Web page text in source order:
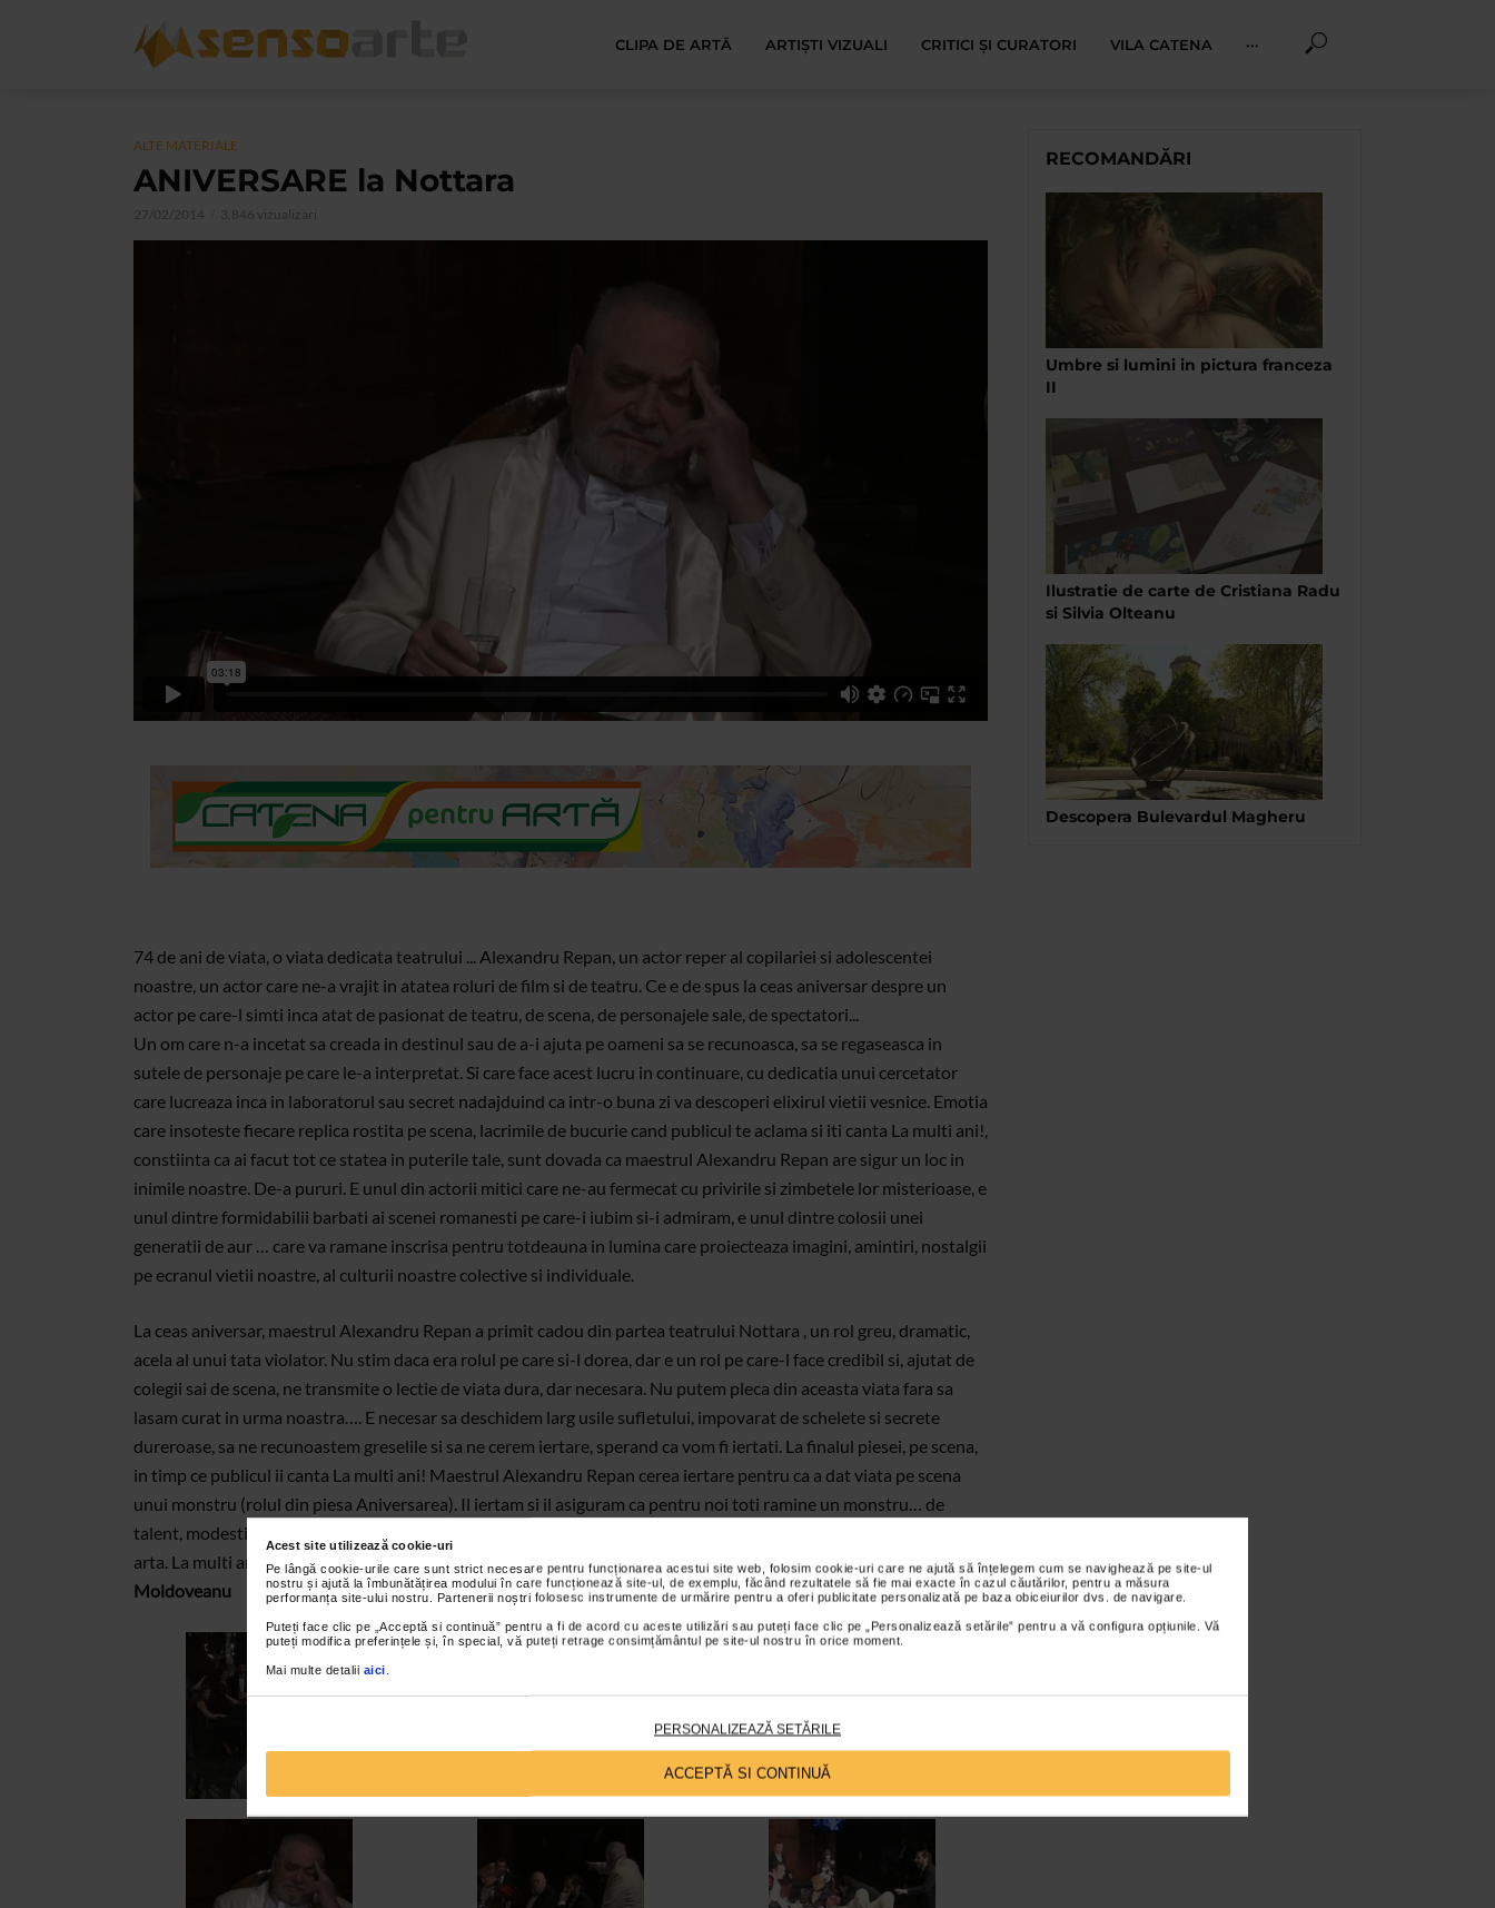
Acest site utilizează cookie-uri
Pe lângă cookie-urile care sunt strict necesare pentru funcționarea acestui site web, folosim cookie-uri care ne ajută să înțelegem cum se navighează pe site-ul
nostru și ajută la îmbunătățirea modului în care funcționează site-ul, de exemplu, făcând rezultatele să fie mai exacte în cazul căutărilor, pentru a măsura
performanța site-ului nostru. Partenerii noștri folosesc instrumente de urmărire pentru a oferi publicitate personalizată pe baza obiceiurilor dvs. de navigare.
Puteți face clic pe „Acceptă si continuă” pentru a fi de acord cu aceste utilizări sau puteți face clic pe „Personalizează setările” pentru a vă configura opțiunile. Vă
puteți modifica preferințele și, în special, vă puteți retrage consimțământul pe site-ul nostru în orice moment.
Mai multe detalii aici
PERSONALIZEAZĂ SETĂRILE
ACCEPTĂ SI CONTINUĂ
CLIPA DE ARTĂ ARTIȘTI VIZUALI CRITICI ȘI CURATORI VILA CATENA ···
ALTE MATERIALE
ANIVERSARE la Nottara
27/02/2014 3.846 vizualizari
74 de ani de viata, o viata dedicata teatrului ... Alexandru Repan, un actor reper al copilariei si adolescentei
noastre, un actor care ne-a vrajit in atatea roluri de film si de teatru. Ce e de spus la ceas aniversar despre un
actor pe care-l simti inca atat de pasionat de teatru, de scena, de personajele sale, de spectatori...
Un om care n-a incetat sa creada in destinul sau de a-i ajuta pe oameni sa se recunoasca, sa se regaseasca in
sutele de personaje pe care le-a interpretat. Si care face acest lucru in continuare, cu dedicatia unui cercetator
care lucreaza inca in laboratorul sau secret nadajduind ca intr-o buna zi va descoperi elixirul vietii vesnice. Emotia
care insoteste fiecare replica rostita pe scena, lacrimile de bucurie cand publicul te aclama si iti canta La multi ani!,
constiinta ca ai facut tot ce statea in puterile tale, sunt dovada ca maestrul Alexandru Repan are sigur un loc in
inimile noastre. De-a pururi. E unul din actorii mitici care ne-au fermecat cu privirile si zimbetele lor misterioase, e
unul dintre formidabilii barbati ai scenei romanesti pe care-i iubim si-i admiram, e unul dintre colosii unei
generatii de aur … care va ramane inscrisa pentru totdeauna in lumina care proiecteaza imagini, amintiri, nostalgii
pe ecranul vietii noastre, al culturii noastre colective si individuale.
La ceas aniversar, maestrul Alexandru Repan a primit cadou din partea teatrului Nottara , un rol greu, dramatic,
acela al unui tata violator. Nu stim daca era rolul pe care si-l dorea, dar e un rol pe care-l face credibil si, ajutat de
colegii sai de scena, ne transmite o lectie de viata dura, dar necesara. Nu putem pleca din aceasta viata fara sa
lasam curat in urma noastra…. E necesar sa deschidem larg usile sufletului, impovarat de schelete si secrete
dureroase, sa ne recunoastem greselile si sa ne cerem iertare, sperand ca vom fi iertati. La finalul piesei, pe scena,
in timp ce publicul ii canta La multi ani! Maestrul Alexandru Repan cerea iertare pentru ca a dat viata pe scena
unui monstru (rolul din piesa Aniversarea). Il iertam si il asiguram ca pentru noi toti ramine un monstru… de
talent, modestie, bunavointa, efort sustinut cu curaj, incredere si nu in ultimul rand, prefacerea unei meserii in
arta. La multi ani, Alexandru Repan!
Acest material va este oferit deCatena.Realizatori:Oana Georgescu Mihaela
Moldoveanu
RECOMANDĂRI
Umbre si lumini in pictura franceza
II
Ilustratie de carte de Cristiana Radu
si Silvia Olteanu
Descopera Bulevardul Magheru